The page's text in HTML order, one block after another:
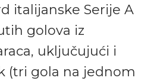
italijanske Serije A
golova iz
uključujući i
(tri gola na jednom